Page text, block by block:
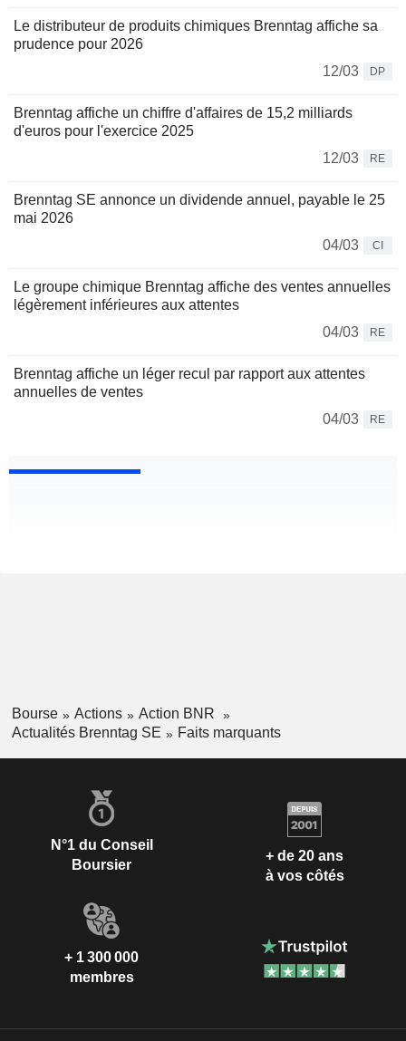
Le distributeur de produits chimiques Brenntag affiche sa
prudence pour 2026
12/03
DP
Brenntag affiche un chiffre d'affaires de 15,2 milliards
d'euros pour l'exercice 2025
12/03
RE
Brenntag SE annonce un dividende annuel, payable le 25
mai 2026
04/03
CI
Le groupe chimique Brenntag affiche des ventes annuelles
légèrement inférieures aux attentes
04/03
RE
Brenntag affiche un léger recul par rapport aux attentes
annuelles de ventes
04/03
RE
Bourse Actions
Action BNR
Actualités Brenntag SE
Faits marquants
N°1 du Conseil
Boursier
+ de 20 ans
à vos côtés
+ 1 300 000
membres